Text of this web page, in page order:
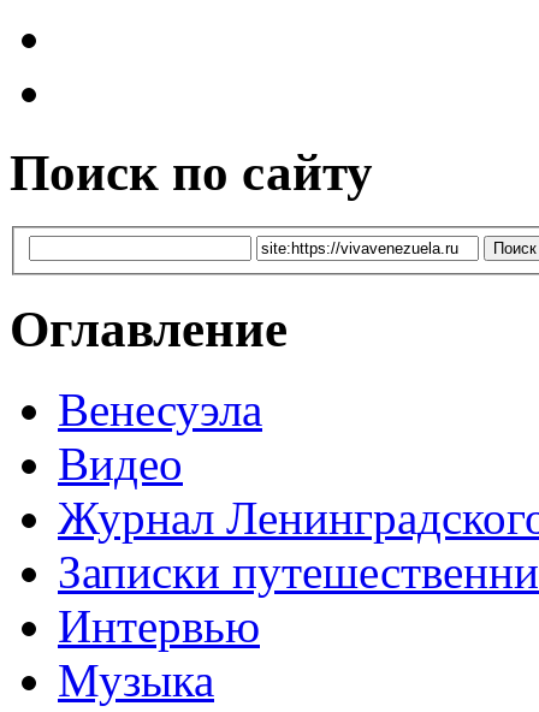
Поиск по сайту
Оглавление
Венесуэла
Видео
Журнал
Записки
Интервью
Музыка